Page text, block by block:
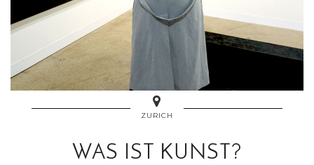
ZURICH
WAS IST KUNST?